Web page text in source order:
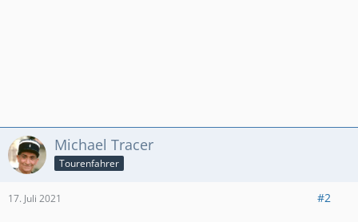
Michael Tracer
Tourenfahrer
17. Juli 2021 #2